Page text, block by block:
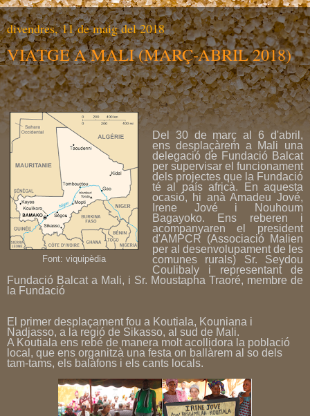
divendres, 11 de maig del 2018
VIATGE A MALI (MARÇ-ABRIL 2018)
Font: viquipèdia
Del 30 de març al 6 d'abril,
ens desplaçàrem a Mali una
delegació de Fundació Balcat
per supervisar el funcionament
dels projectes que la Fundació
té al país africà. En aquesta
ocasió, hi anà Amadeu Jové,
Irene Jové i Nouhoum
Bagayoko. Ens reberen i
acompanyaren el president
d'AMPCR (Associació Malien
per al desenvolupament de les
comunes rurals) Sr. Seydou
Coulibaly i representant de
Fundació Balcat a Mali, i Sr. Moustapha Traoré, membre de
la Fundació
El primer desplaçament fou a Koutiala, Kouniana i
Nadjasso, a la regió de Sikasso, al sud de Mali.
A Koutiala ens rebé de manera molt acollidora la població
local, que ens organitzà una festa on ballàrem al so dels
tam-tams, els balàfons i els cants locals.